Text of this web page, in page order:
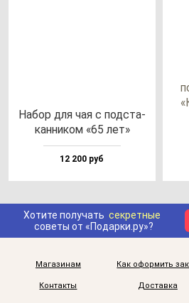
Набор для чая с под­ста­
кан­ни­ком «65 лет»
12 200 руб
Хотите получать секретные
советы от «Подарки.ру»?
Магазинам Как оформить
Контакты Доставка